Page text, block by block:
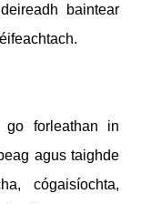
baintear
go forleathan in
agus taighde
cógaisíochta,